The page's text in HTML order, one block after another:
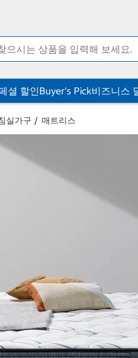
셜 할인Buyer's Pick비즈니스
실가구 매트리스